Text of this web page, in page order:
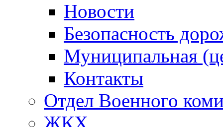
Новости
Безопасность
Муниципальная
Контакты
Отдел Военного